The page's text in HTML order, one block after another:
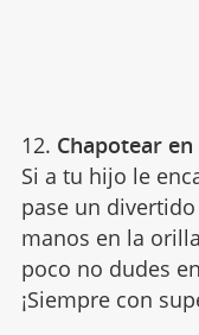
12. Chapotear
Si a tu hijo le
pase un
manos en la
poco no dudes en
¡Siempre con